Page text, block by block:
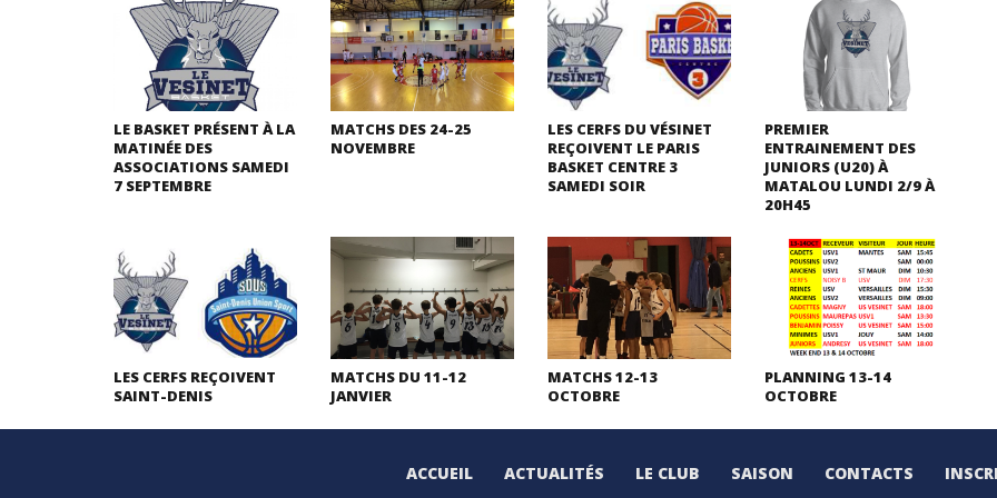
LE BASKET PRÉSENT À LA
MATINÉE DES
ASSOCIATIONS SAMEDI
7 SEPTEMBRE
MATCHS DES 24-25
NOVEMBRE
LES CERFS DU VÉSINET
REÇOIVENT LE PARIS
BASKET CENTRE 3
SAMEDI SOIR
PREMIER
ENTRAINEMENT DES
JUNIORS (U20) À
MATALOU LUNDI 2/9 À
20H45
LES CERFS REÇOIVENT
SAINT-DENIS
MATCHS DU 11-12
JANVIER
MATCHS 12-13
OCTOBRE
PLANNING 13-14
OCTOBRE
ACCUEIL ACTUALITÉS LE CLUB SAISON CONTACTS